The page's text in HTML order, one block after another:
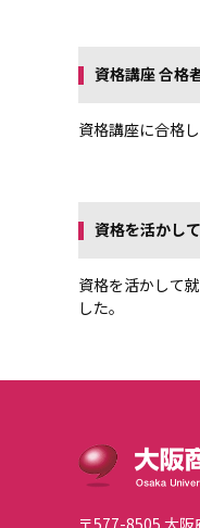
資格講座 合格
資格講座に合格
資格を活かし
資格を活かして
した。